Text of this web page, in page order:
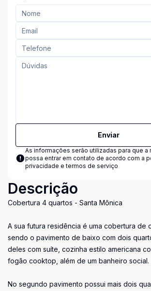
Enviar
As informações serão utilizadas para que a
possa entrar em contato de acordo com a
privacidade e termos de serviço
Descrição
Cobertura 4 quartos - Santa Mônica
A sua futura residência é uma cobertura de
sendo o pavimento de baixo com dois
deles com suíte, cozinha estilo americana
fogão cooktop, além de um banheiro social.
No segundo pavimento possui mais dois